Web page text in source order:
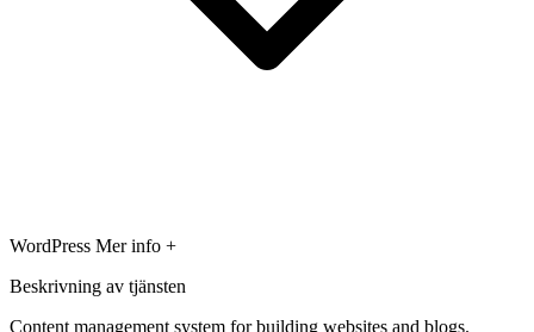
WordPress Mer info +
Beskrivning av tjänsten
Content management system for building websites and blogs.